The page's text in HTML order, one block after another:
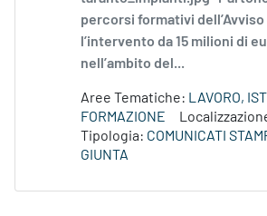
percorsi formativi dell’Avviso
l’intervento da 15 milioni di
nell’ambito del...
Aree Tematiche: LAVORO,
FORMAZIONE
Tipologia: COMUNICATI
GIUNTA